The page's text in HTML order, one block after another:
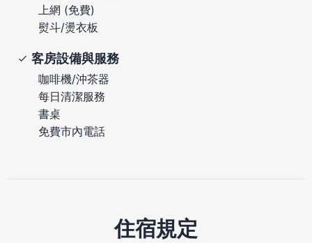
上網 (免費)
熨斗/燙衣板
客房設備與服務
咖啡機/沖茶器
每日清潔服務
書桌
免費市內電話
住宿規定